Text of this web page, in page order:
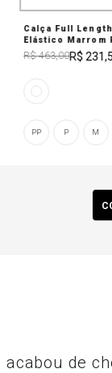
Calça Full
Elástico Marrom
R$ 463,00R$
M
P
PP
acabou de